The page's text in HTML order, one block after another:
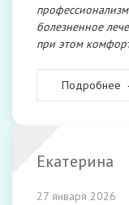
болезненное
при этом
Подробнее
Екатерина
27 января 2026